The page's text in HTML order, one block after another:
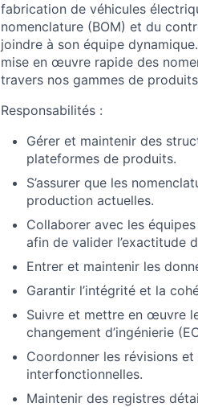
fabrication de véhicules
nomenclature (BOM) et du
joindre à son équipe
mise en œuvre rapide des
travers nos gammes de
Responsabilités :
Gérer et maintenir des
plateformes de produits.
S’assurer que les
production actuelles.
Collaborer avec les
afin de valider l’exactitude
Entrer et maintenir les
Garantir l’intégrité et la
Suivre et mettre en œuvre
changement d’ingénierie
Coordonner les révisions
interfonctionnelles.
Maintenir des registres